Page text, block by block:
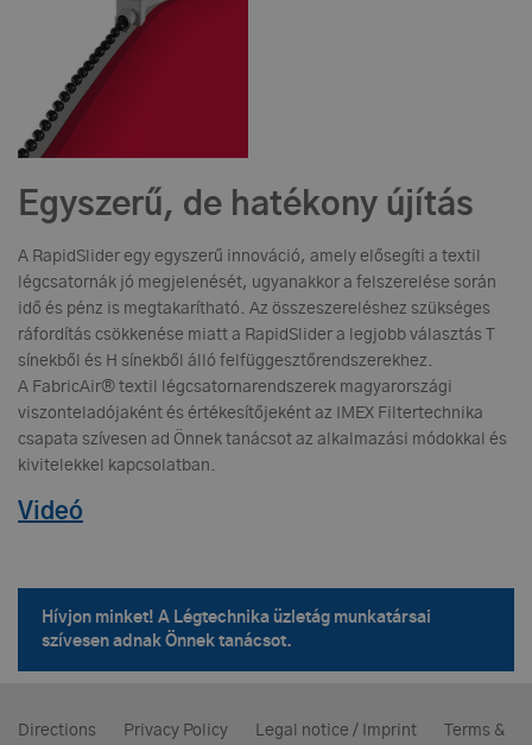
Egyszerű, de hatékony újítás
A RapidSlider egy egyszerű innováció, amely elősegíti a textil
légcsatornák jó megjelenését, ugyanakkor a felszerelése során
idő és pénz is megtakarítható. Az összeszereléshez szükséges
ráfordítás csökkenése miatt a RapidSlider a legjobb választás T
sínekből és H sínekből álló felfüggesztőrendszerekhez.
A FabricAir® textil légcsatornarendszerek magyarországi
viszonteladójaként és értékesítőjeként az IMEX Filtertechnika
csapata szívesen ad Önnek tanácsot az alkalmazási módokkal és
kivitelekkel kapcsolatban.
Videó
Hívjon minket! A Légtechnika üzletág munkatársai
szívesen adnak Önnek tanácsot.
Directions Privacy Policy Legal notice / Imprint
Terms &